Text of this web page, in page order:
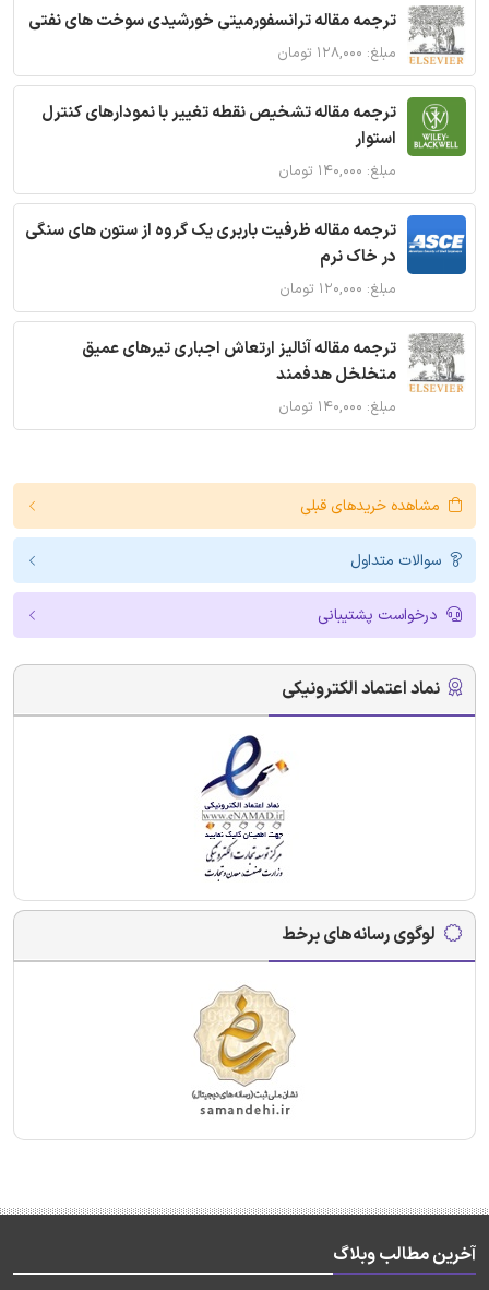
ترجمه مقاله ترانسفورمیتی خورشیدی سوخت های نفتی
مبلغ: ۱۲۸,۰۰۰ تومان
ترجمه مقاله تشخیص نقطه تغییر با نمودارهای کنترل
استوار
مبلغ: ۱۴۰,۰۰۰ تومان
ترجمه مقاله ظرفیت باربری یک گروه از ستون های سنگی
در خاک نرم
مبلغ: ۱۲۰,۰۰۰ تومان
ترجمه مقاله آنالیز ارتعاش اجباری تیرهای عمیق
متخلخل هدفمند
مبلغ: ۱۴۰,۰۰۰ تومان
مشاهده خریدهای قبلی
سوالات متداول
درخواست پشتیبانی
نماد اعتماد الکترونیکی
لوگوی رسانه‌های برخط
آخرین مطالب وبلاگ